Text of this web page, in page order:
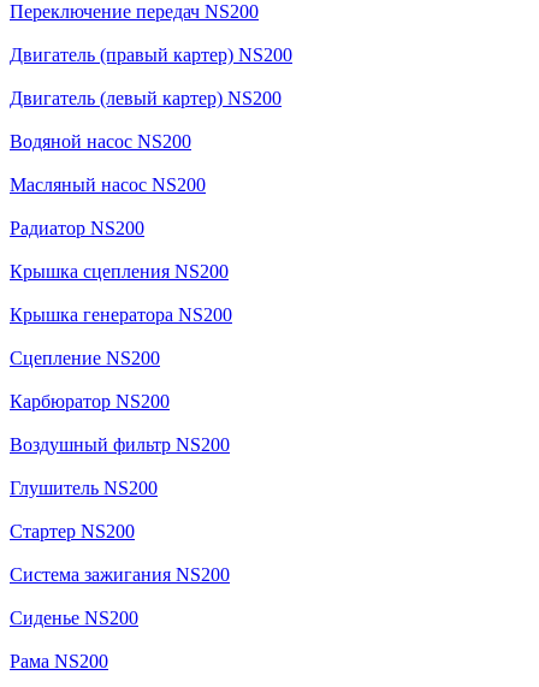
Переключение передач NS200
Двигатель (правый картер) NS200
Двигатель (левый картер) NS200
Водяной насос NS200
Масляный насос NS200
Радиатор NS200
Крышка сцепления NS200
Крышка генератора NS200
Сцепление NS200
Карбюратор NS200
Воздушный фильтр NS200
Глушитель NS200
Стартер NS200
Система зажигания NS200
Сиденье NS200
Рама NS200